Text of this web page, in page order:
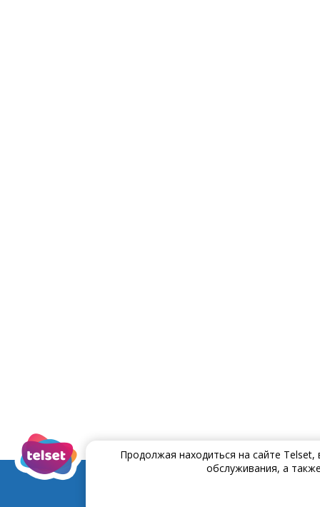
Продолжая находиться на сайте
обслуживания, а